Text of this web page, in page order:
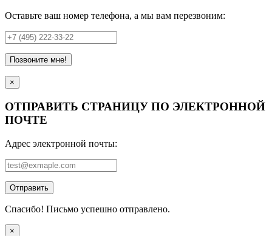
Оставьте ваш номер телефона, а мы вам перезвоним:
Позвоните мне!
×
ОТПРАВИТЬ СТРАНИЦУ ПО ЭЛЕКТРОННОЙ
ПОЧТЕ
Адрес электронной почты:
Отправить
Спасибо! Письмо успешно отправлено.
×